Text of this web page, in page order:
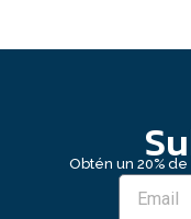
Obtén un 20%